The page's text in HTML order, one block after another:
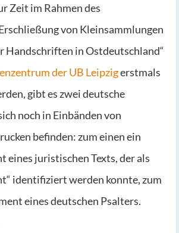
Zeit im Rahmen des
von Kleinsammlungen
in Ostdeutschland“
der UB Leipzigerstmals
gibt es zwei deutsche
noch in Einbänden von
befinden: zum einen ein
eines juristischen Texts, der als
identifiziert werden konnte, zum
eines deutschen Psalters.